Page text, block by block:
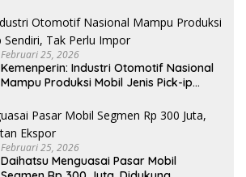
Februari 25, 2026
Kemenperin: Industri Otomotif Nasional
Mampu Produksi Mobil Jenis Pick-ip
Februari 25, 2026
Daihatsu Menguasai Pasar Mobil